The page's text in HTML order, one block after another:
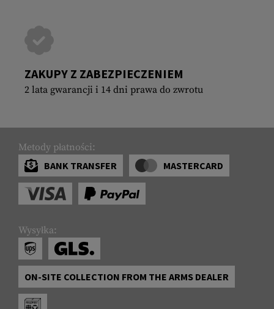
ZAKUPY Z ZABEZPIECZENIEM
2 lata gwarancji i 14 dni prawa do zwrotu
Metody płatności:
BANK TRANSFER
MASTERCARD
Wysyłka:
ON-SITE COLLECTION FROM THE ARMS DEALER